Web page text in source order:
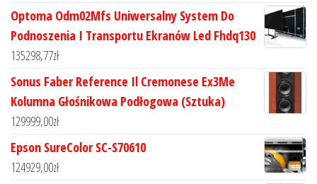
Optoma Odm02Mfs Uniwersalny System Do
Podnoszenia I Transportu Ekranów Led Fhdq130
135298,77zł
Sonus Faber Reference Il Cremonese Ex3Me
Kolumna Głośnikowa Podłogowa (Sztuka)
129999,00zł
Epson SureColor SC-S70610
124929,00zł